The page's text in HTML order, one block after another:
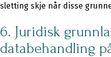
sletting skje når disse
6. Juridisk
databehandling